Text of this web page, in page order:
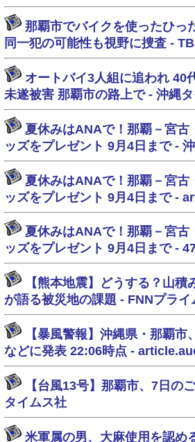
那覇市でバイクを使ったひっ
同一犯の可能性も視野に捜査 -
オートバイ3人組に追われ 40
未遂被害 那覇市の路上で - 沖縄
夏休みはANAで！那覇－宮古
ッズをプレゼント 9月4日まで -
夏休みはANAで！那覇－宮古
ッズをプレゼント 9月4日まで -
夏休みはANAで！那覇－宮古
ッズをプレゼント 9月4日まで -
【熊本地震】どうする？山積
が語る被災地の課題 - FNNプライ
【暴風警報】沖縄県・那覇
などに発表 22:06時点 -
【台風13号】那覇市、7日の
タイムス社
米軍属の男、大麻使用を認め